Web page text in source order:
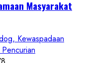
Masyarakat
Kewaspadaan